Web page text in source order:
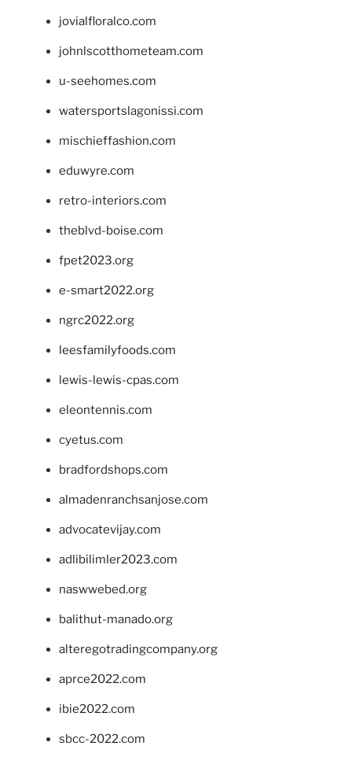
jovialfloralco.com
johnlscotthometeam.com
u-seehomes.com
watersportslagonissi.com
mischieffashion.com
eduwyre.com
retro-interiors.com
theblvd-boise.com
fpet2023.org
e-smart2022.org
ngrc2022.org
leesfamilyfoods.com
lewis-lewis-cpas.com
eleontennis.com
cyetus.com
bradfordshops.com
almadenranchsanjose.com
advocatevijay.com
adlibilimler2023.com
naswwebed.org
balithut-manado.org
alteregotradingcompany.org
aprce2022.com
ibie2022.com
sbcc-2022.com